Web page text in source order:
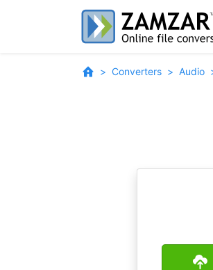
Converters Audio